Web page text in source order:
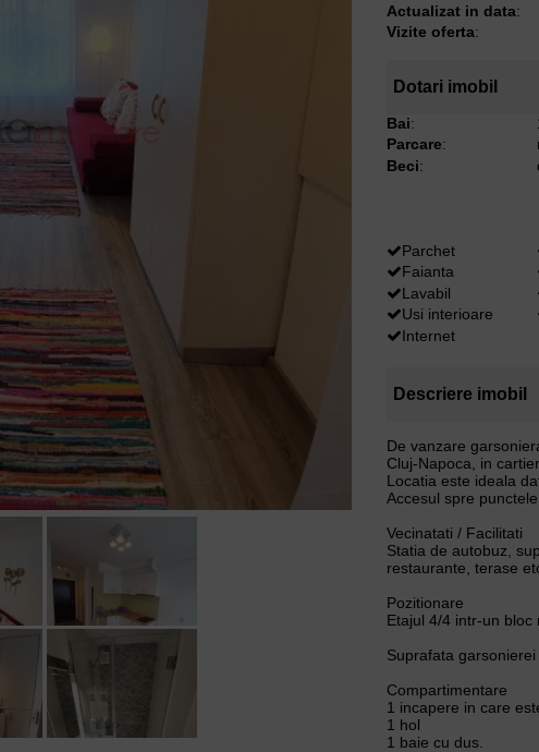
Actualizat in data:
Vizite oferta:
Dotari imobil
Bai:
Parcare:
Beci:
Parchet
Faianta
Lavabil
Usi interioare
Internet
Descriere imobil
De vanzare
Cluj-Napoca, in
Locatia este ideala
Accesul spre
Vecinatati / Facilitati
Statia de autobuz,
restaurante, terase
Pozitionare
Etajul 4/4 intr-un bloc
Suprafata garsonierei
Compartimentare
1 incapere in care
1 hol
1 baie cu dus.